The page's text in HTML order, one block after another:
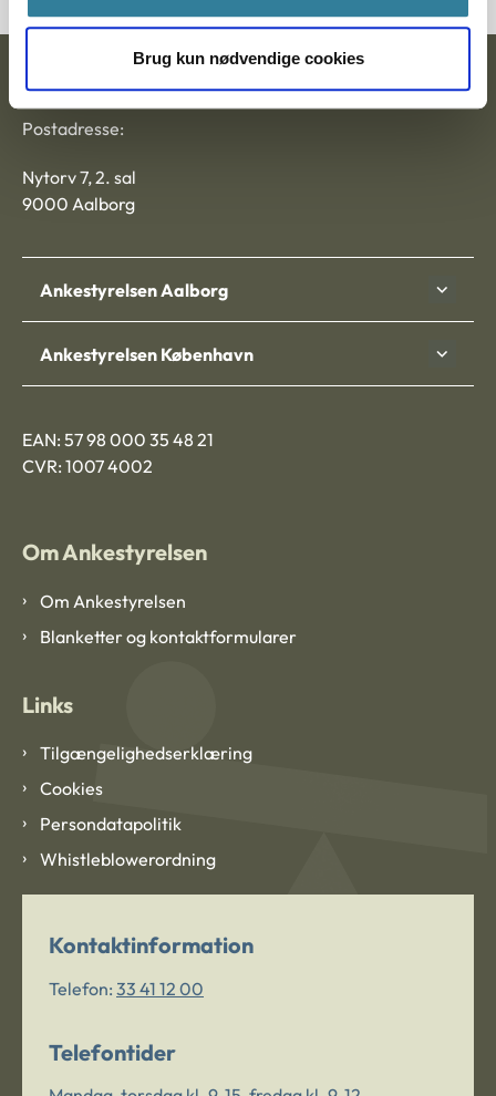
Brug kun nødvendige cookies
Ankestyrelsen
Postadresse:
Nytorv 7, 2. sal
9000 Aalborg
Ankestyrelsen Aalborg
Ankestyrelsen København
EAN: 57 98 000 35 48 21
CVR: 1007 4002
Om Ankestyrelsen
Om Ankestyrelsen
Blanketter og kontaktformularer
Links
Tilgængelighedserklæring
Cookies
Persondatapolitik
Whistleblowerordning
Kontaktinformation
Telefon: 33 41 12 00
Telefontider